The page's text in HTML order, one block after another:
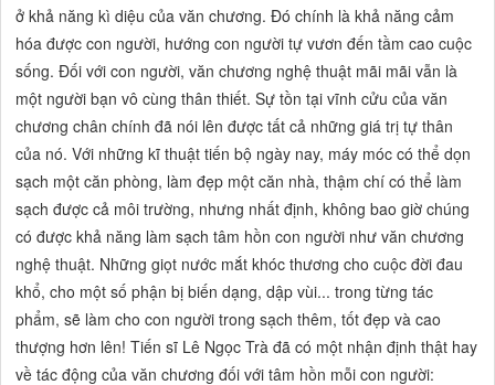
ở khả năng kì diệu của văn chương. Đó chính là khả năng cảm
hóa được con người, hướng con người tự vươn đến tầm cao cuộc
sống. Đối với con người, văn chương nghệ thuật mãi mãi vẫn là
một người bạn vô cùng thân thiết. Sự tồn tại vĩnh cửu của văn
chương chân chính đã nói lên được tất cả những giá trị tự thân
của nó. Với những kĩ thuật tiến bộ ngày nay, máy móc có thể dọn
sạch một căn phòng, làm đẹp một căn nhà, thậm chí có thể làm
sạch được cả môi trường, nhưng nhất định, không bao giờ chúng
có được khả năng làmsạch tâm hồn con người như văn chương
nghệ thuật. Những giọt nước mắt khóc thương cho cuộc đời đau
khổ, cho một số phận bị biến dạng, dập vùi... trong từng tác
phẩm, sẽ làm cho con người trong sạch thêm, tốt đẹp và cao
thượng hơn lên! Tiến sĩ Lê Ngọc Trà đã có một nhận định thật hay
về tác động của văn chương đối với tâm hồn mỗi con người: